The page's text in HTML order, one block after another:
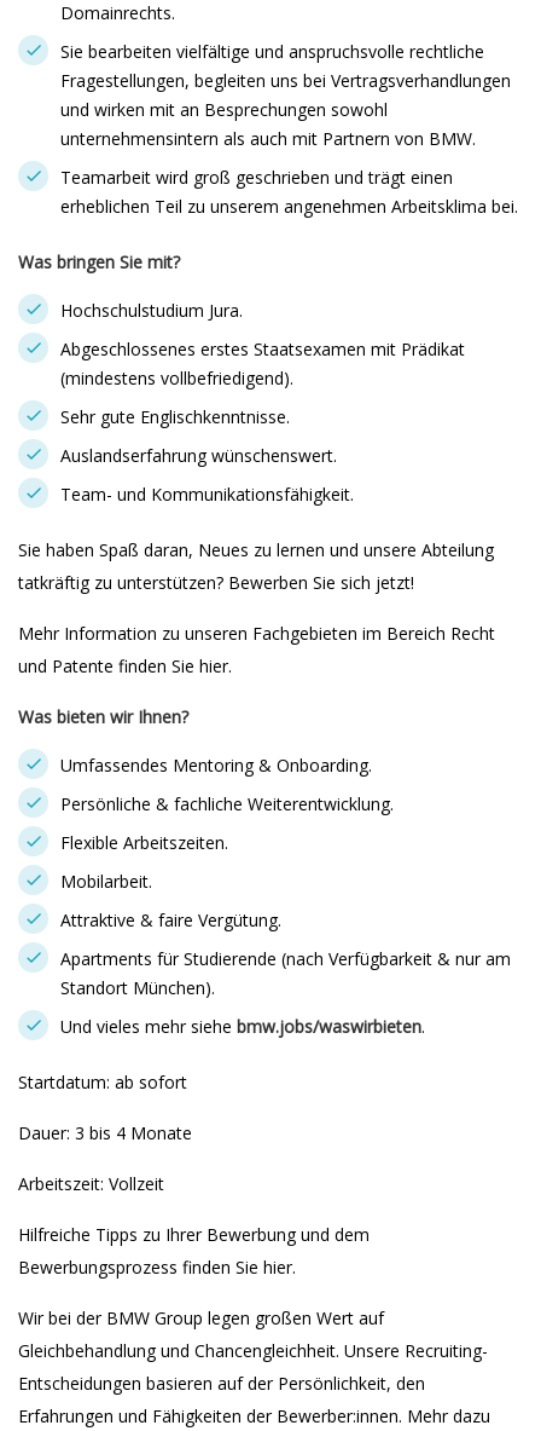
Domainrechts.
Sie bearbeiten vielfältige und anspruchsvolle rechtliche
Fragestellungen, begleiten uns bei Vertragsverhandlungen
und wirken mit an Besprechungen sowohl
unternehmensintern als auch mit Partnern von BMW.
Teamarbeit wird groß geschrieben und trägt einen
erheblichen Teil zu unserem angenehmen Arbeitsklima bei.
Was bringen Sie mit?
Hochschulstudium Jura.
Abgeschlossenes erstes Staatsexamen mit Prädikat
(mindestens vollbefriedigend).
Sehr gute Englischkenntnisse.
Auslandserfahrung wünschenswert.
Team- und Kommunikationsfähigkeit.
Sie haben Spaß daran, Neues zu lernen und unsere Abteilung
tatkräftig zu unterstützen? Bewerben Sie sich jetzt!
Mehr Information zu unseren Fachgebieten im Bereich Recht
und Patente finden Sie hier.
Was bieten wir Ihnen?
Umfassendes Mentoring & Onboarding.
Persönliche & fachliche Weiterentwicklung.
Flexible Arbeitszeiten.
Mobilarbeit.
Attraktive & faire Vergütung.
Apartments für Studierende (nach Verfügbarkeit & nur am
Standort München).
Und vieles mehr siehe bmw.jobs/waswirbieten.
Startdatum: ab sofort
Dauer: 3 bis 4 Monate
Arbeitszeit: Vollzeit
Hilfreiche Tipps zu Ihrer Bewerbung und dem
Bewerbungsprozess finden Sie hier.
Wir bei der BMW Group legen großen Wert auf
Gleichbehandlung und Chancengleichheit. Unsere Recruiting-
Entscheidungen basieren auf der Persönlichkeit, den
Erfahrungen und Fähigkeiten der Bewerber:innen. Mehr dazu